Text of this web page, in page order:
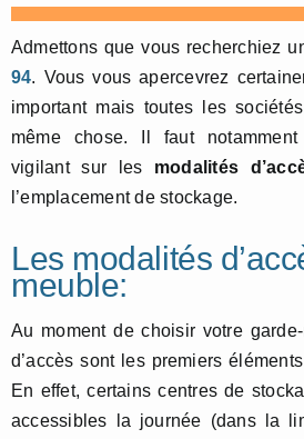
Admettons que vous recherchiez
94. Vous vous apercevrez
important mais toutes les
même chose. Il faut notamment
vigilant sur les modalités
l’emplacement de stockage.
Les modalités
meuble:
Au moment de choisir votre
d’accès sont les premiers
En effet, certains centres de
accessibles la journée (dans la